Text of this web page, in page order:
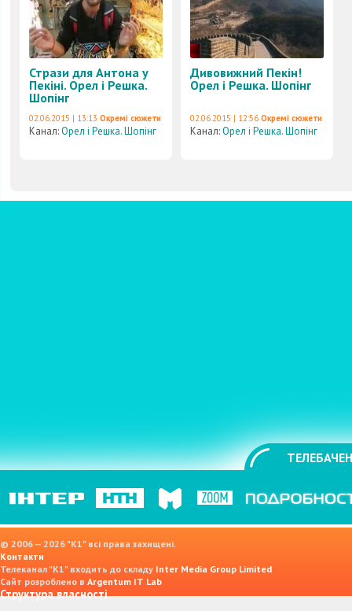
Стрази для Антона у
Пекіні. Орел і Решка.
Шопінг
02.06.2015 | 13:13 Окремі сюжети
Канал:Орел і Решка. Шопінг
Дивовижний Пекін!
Орел і Решка. Шопінг
02.06.2015 | 12:56 Окремі сюжети
Канал:Орел і Решка. Шопінг
© 2006 — 2026 "K1" всі права захищені.
Контакти
Телеканал "К1" входить до складу Inter Media Group Limited
Сайт розроблено в Argentum IT Lab
Структура власності